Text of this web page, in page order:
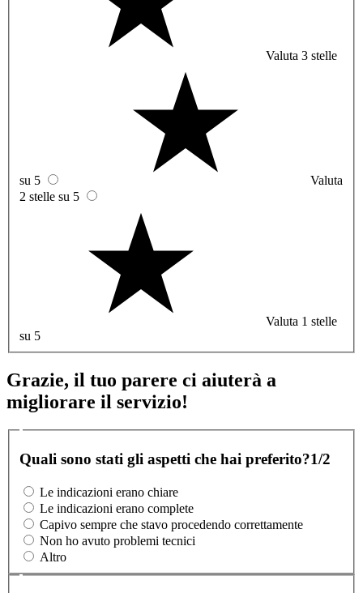
Valuta 3 stelle
su 5
Valuta
2 stelle su 5
Valuta 1 stelle
su 5
Grazie, il tuo parere ci aiuterà a
migliorare il servizio!
Quali sono stati gli aspetti che hai preferito?1/2
Le indicazioni erano chiare
Le indicazioni erano complete
Capivo sempre che stavo procedendo correttamente
Non ho avuto problemi tecnici
Altro